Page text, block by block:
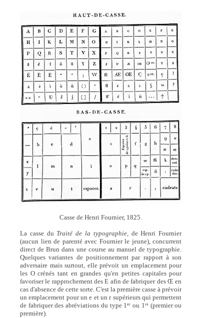
Casse de Henri Fournier, 1825.
La casse du Traité de la typographie,de Henri Fournier
(aucun lien de parenté avec Fournier le jeune), concurrent
direct de Brun dans une course au manuel de typographie.
Quelques variantes de positionnement par rapport à son
adversaire mais surtout, elle prévoit un emplacement pour
les O crénés tant en grandes qu'en petites capitales pour
favoriser le rapprochement des E afin de fabriquer des Œ en
cas d'absence de cette sorte. C'est la première casse à prévoir
un emplacement pour un e et un r supérieurs qui permettent
de fabriquer des abréviations du type 1er ou 1re(premier ou
première).